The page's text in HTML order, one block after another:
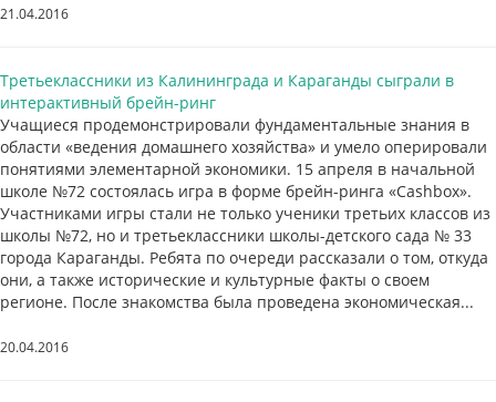
21.04.2016
Третьеклассники из Калининграда и Караганды сыграли в
интерактивный брейн-ринг
Учащиеся продемонстрировали фундаментальные знания в
области «ведения домашнего хозяйства» и умело оперировали
понятиями элементарной экономики. 15 апреля в начальной
школе №72 состоялась игра в форме брейн-ринга «Cashbox».
Участниками игры стали не только ученики третьих классов из
школы №72, но и третьеклассники школы-детского сада № 33
города Караганды. Ребята по очереди рассказали о том, откуда
они, а также исторические и культурные факты о своем
регионе. После знакомства была проведена экономическая...
20.04.2016